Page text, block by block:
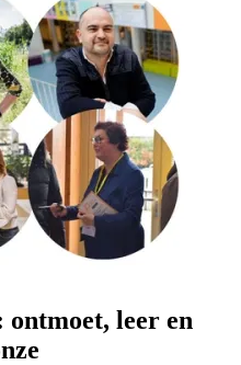
ontmoet, leer en